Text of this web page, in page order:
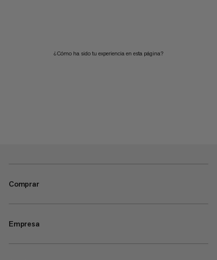
¿Cómo ha sido tu experiencia en esta página?
Comprar
Empresa